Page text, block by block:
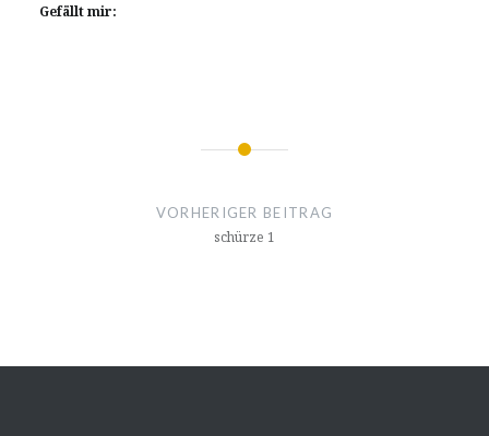
Gefällt mir:
Beitragsnavigation
VORHERIGER BEITRAG
schürze 1